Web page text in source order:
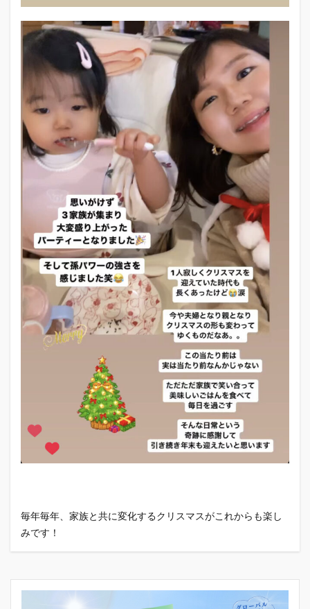
毎年毎年、家族と共に変化するクリスマスがこれからも楽し
みです！